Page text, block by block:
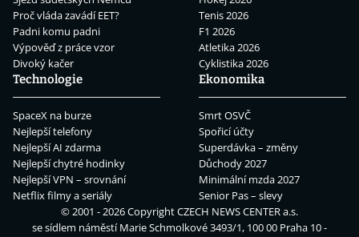
Proč vláda zavádí EET?
Padni komu padni
Výpověď z práce vzor
Divoký kačer
Tenis 2026
F1 2026
Atletika 2026
Cyklistika 2026
Technologie
SpaceX na burze
Nejlepší telefony
Nejlepší AI zdarma
Nejlepší chytré hodinky
Nejlepší VPN – srovnání
Netflix filmy a seriály
Ekonomika
Smrt OSVČ
Spořicí účty
Superdávka – změny
Důchody 2027
Minimální mzda 2027
Senior Pas – slevy
© 2001 - 2026 CopyrightCZECH NEWS CENTER a.s.
se sídlem náměstí Marie Schmolkové 3493/1, 100 00 Praha 10 -